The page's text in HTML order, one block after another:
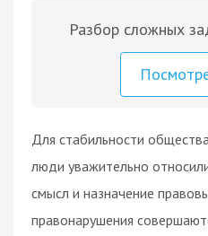
Разбор сложных
Для стабильности
люди уважительно
смысл и назначение
правонарушения